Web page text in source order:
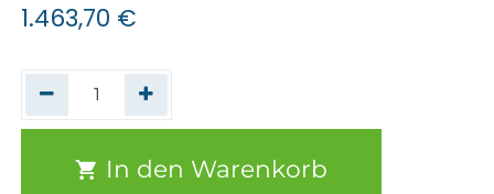
1.463,70 €
In den Warenkorb